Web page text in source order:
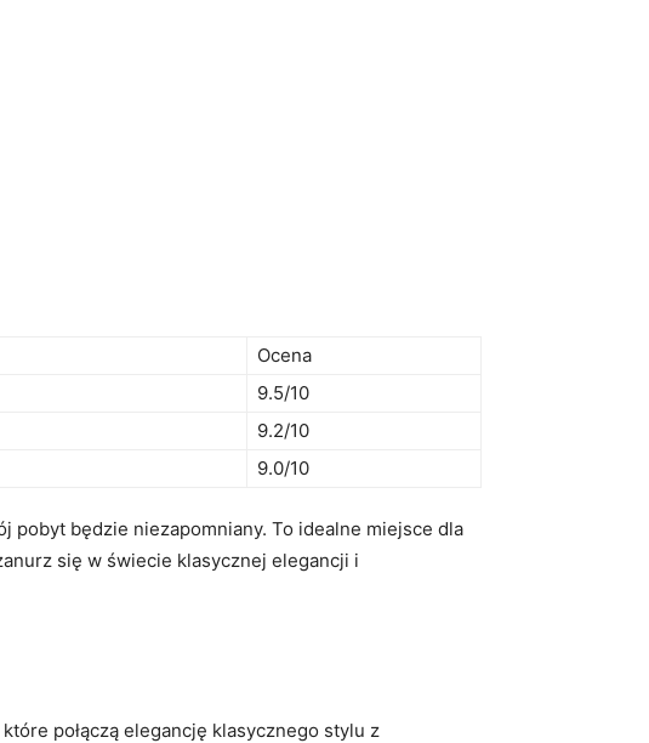
Ocena
9.5/10
9.2/10
9.0/10
będzie niezapomniany. To idealne miejsce dla‌
się w świecie klasycznej elegancji i
połączą elegancję klasycznego stylu z‍